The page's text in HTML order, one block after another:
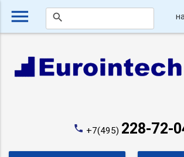
menu search
phone +7(495) 228-72-